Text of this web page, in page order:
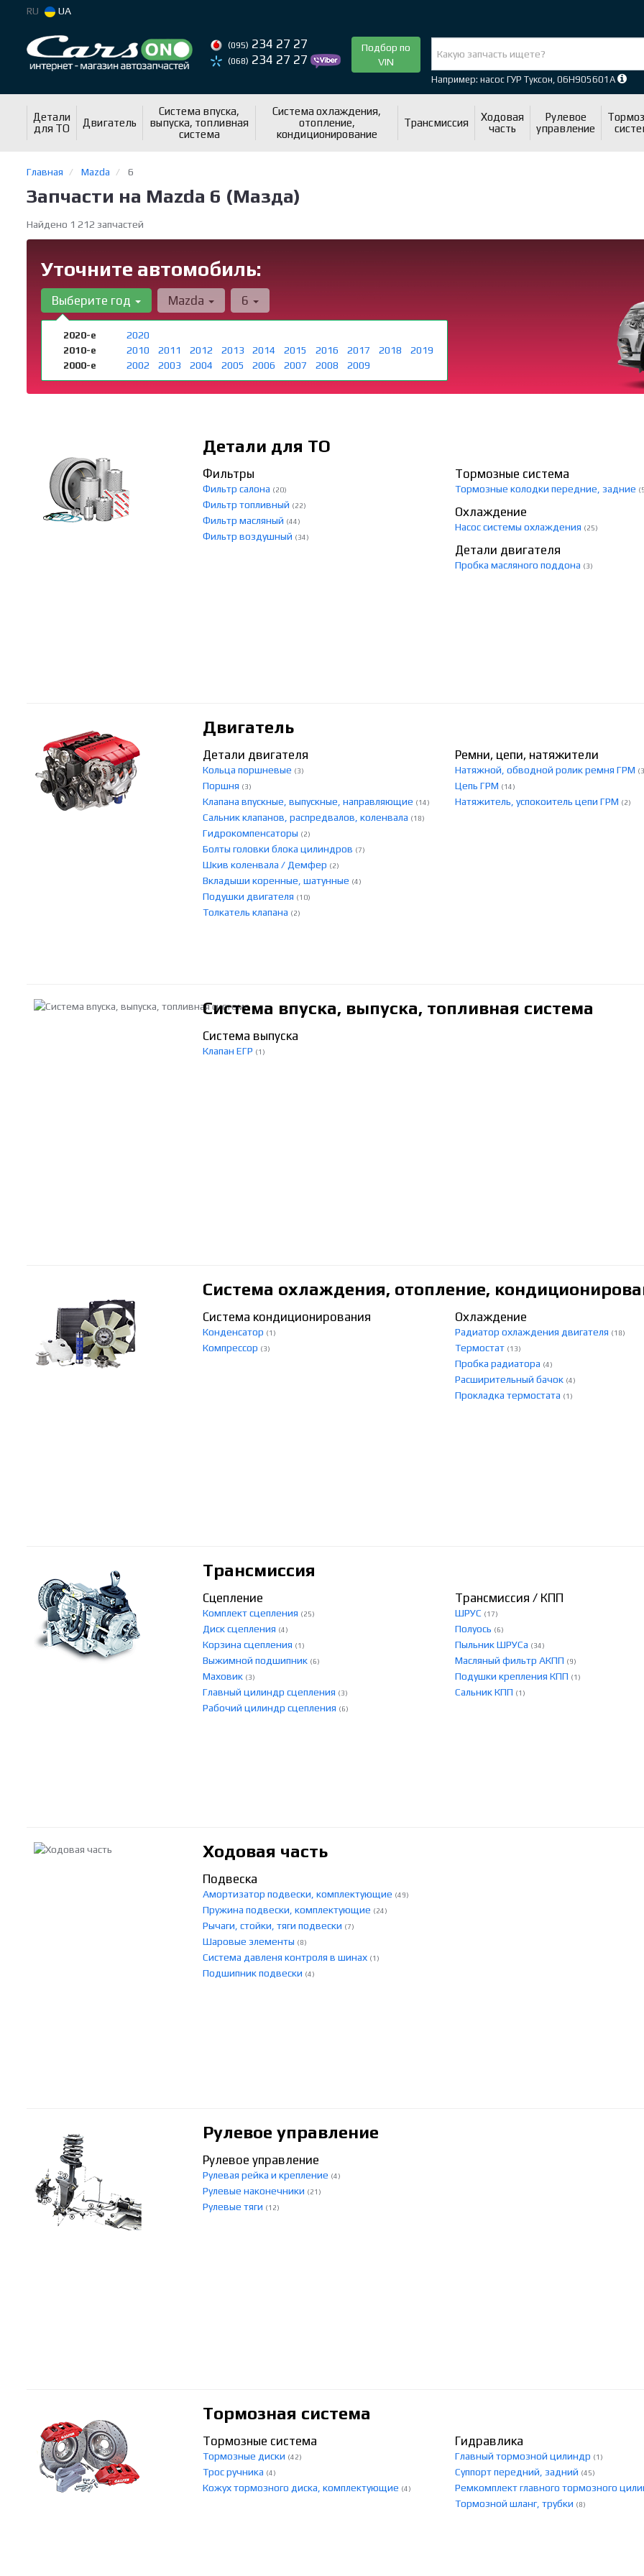
RU UA
(095) 234 27 27
(068) 234 27 27
Подбор по
VIN
Например: насос ГУР Туксон, 06H905601A
Детали
для ТО
Двигатель
Система впуска,
выпуска, топливная
система
Система охлаждения,
отопление,
кондиционирование
Трансмиссия
Ходовая
часть
Рулевое
управление
Главная Mazda 6
Запчасти на Mazda 6 (Мазда)
Найдено 1 212 запчастей
Уточните автомобиль:
Выберите год
2020-е
2020
2010-е
2010 2011 2012 2013 2014 2015 2016 2017 2018
2019
2000-е
2002 2003 2004 2005 2006 2007 2008 2009
Mazda 6
Детали для ТО
Фильтры
Фильтр салона (20)
Фильтр топливный (22)
Фильтр масляный (44)
Фильтр воздушный (34)
Тормозные система
Тормозные колодки передние, задние
Охлаждение
Насос системы охлаждения (25)
Детали двигателя
Пробка масляного поддона (3)
Двигатель
Детали двигателя
Кольца поршневые (3)
Поршня (3)
Клапана впускные, выпускные, направляющие (14)
Сальник клапанов, распредвалов, коленвала (18)
Гидрокомпенсаторы (2)
Болты головки блока цилиндров (7)
Шкив коленвала / Демфер (2)
Вкладыши коренные, шатунные (4)
Подушки двигателя (10)
Толкатель клапана (2)
Ремни, цепи, натяжители
Натяжной, обводной ролик ремня ГРМ
Цепь ГРМ (14)
Натяжитель, успокоитель цепи ГРМ (2)
Система впуска, выпуска, топливная система
Система выпуска
Клапан ЕГР (1)
Система охлаждения, отопление,
Система кондиционирования
Конденсатор (1)
Компрессор (3)
Охлаждение
Радиатор охлаждения двигателя (18)
Термостат (13)
Пробка радиатора (4)
Расширительный бачок (4)
Прокладка термостата (1)
Трансмиссия
Сцепление
Комплект сцепления (25)
Диск сцепления (4)
Корзина сцепления (1)
Выжимной подшипник (6)
Маховик (3)
Главный цилиндр сцепления (3)
Рабочий цилиндр сцепления (6)
Трансмиссия / КПП
ШРУС (17)
Полуось (6)
Пыльник ШРУСа (34)
Масляный фильтр АКПП (9)
Подушки крепления КПП (1)
Сальник КПП (1)
Ходовая часть
Подвеска
Амортизатор подвески, комплектующие (49)
Пружина подвески, комплектующие (24)
Рычаги, стойки, тяги подвески (7)
Шаровые элементы (8)
Система давленя контроля в шинах (1)
Подшипник подвески (4)
Рулевое управление
Рулевое управление
Рулевая рейка и крепление (4)
Рулевые наконечники (21)
Рулевые тяги (12)
Тормозная система
Тормозные система
Тормозные диски (42)
Трос ручника (4)
Кожух тормозного диска, комплектующие (4)
Гидравлика
Главный тормозной цилиндр (1)
Суппорт передний, задний (45)
Ремкомплект главного тормозного
Тормозной шланг, трубки (8)